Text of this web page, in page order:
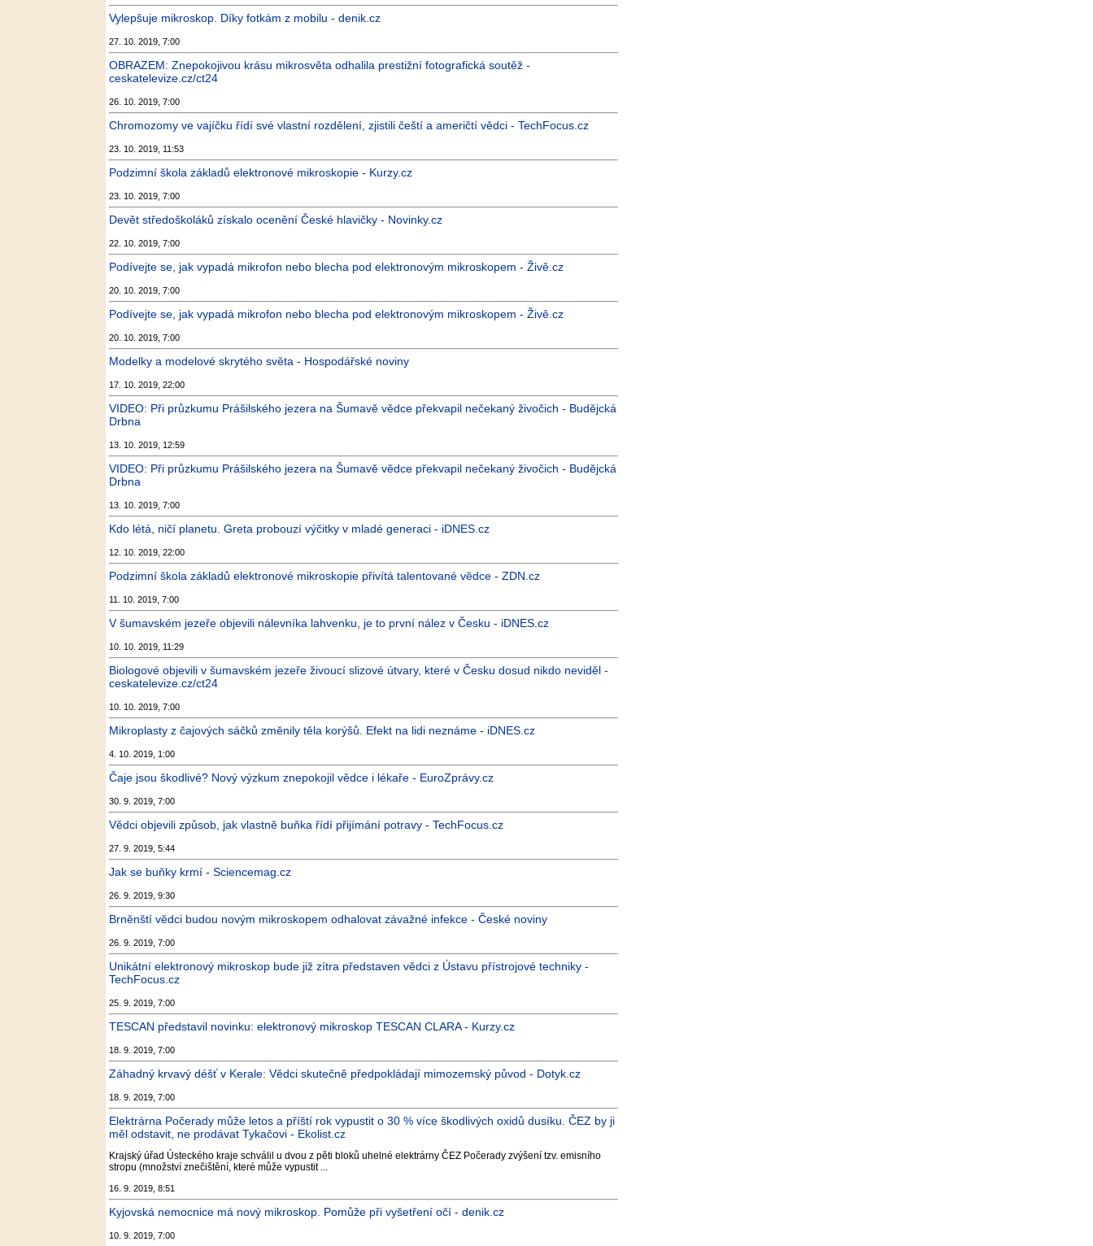
Vylepšuje mikroskop. Díky fotkám z mobilu - denik.cz
27. 10. 2019, 7:00
OBRAZEM: Znepokojivou krásu mikrosvěta odhalila prestižní fotografická soutěž -
ceskatelevize.cz/ct24
26. 10. 2019, 7:00
Chromozomy ve vajíčku řídí své vlastní rozdělení, zjistili čeští a američtí vědci - TechFocus.cz
23. 10. 2019, 11:53
Podzimní škola základů elektronové mikroskopie - Kurzy.cz
23. 10. 2019, 7:00
Devět středoškoláků získalo ocenění České hlavičky - Novinky.cz
22. 10. 2019, 7:00
Podívejte se, jak vypadá mikrofon nebo blecha pod elektronovým mikroskopem - Živě.cz
20. 10. 2019, 7:00
Podívejte se, jak vypadá mikrofon nebo blecha pod elektronovým mikroskopem - Živě.cz
20. 10. 2019, 7:00
Modelky a modelové skrytého světa - Hospodářské noviny
17. 10. 2019, 22:00
VIDEO: Při průzkumu Prášilského jezera na Šumavě vědce překvapil nečekaný živočich - Budějcká
Drbna
13. 10. 2019, 12:59
VIDEO: Při průzkumu Prášilského jezera na Šumavě vědce překvapil nečekaný živočich - Budějcká
Drbna
13. 10. 2019, 7:00
Kdo létá, ničí planetu. Greta probouzí výčitky v mladé generaci - iDNES.cz
12. 10. 2019, 22:00
Podzimní škola základů elektronové mikroskopie přivítá talentované vědce - ZDN.cz
11. 10. 2019, 7:00
V šumavském jezeře objevili nálevníka lahvenku, je to první nález v Česku - iDNES.cz
10. 10. 2019, 11:29
Biologové objevili v šumavském jezeře živoucí slizové útvary, které v Česku dosud nikdo neviděl -
ceskatelevize.cz/ct24
10. 10. 2019, 7:00
Mikroplasty z čajových sáčků změnily těla korýšů. Efekt na lidi neznáme - iDNES.cz
4. 10. 2019, 1:00
Čaje jsou škodlivé? Nový výzkum znepokojil vědce i lékaře - EuroZprávy.cz
30. 9. 2019, 7:00
Vědci objevili způsob, jak vlastně buňka řídí přijímání potravy - TechFocus.cz
27. 9. 2019, 5:44
Jak se buňky krmí - Sciencemag.cz
26. 9. 2019, 9:30
Brněnští vědci budou novým mikroskopem odhalovat závažné infekce - České noviny
26. 9. 2019, 7:00
Unikátní elektronový mikroskop bude již zítra představen vědci z Ústavu přístrojové techniky -
TechFocus.cz
25. 9. 2019, 7:00
TESCAN představil novinku: elektronový mikroskop TESCAN CLARA - Kurzy.cz
18. 9. 2019, 7:00
Záhadný krvavý déšť v Kerale: Vědci skutečně předpokládají mimozemský původ - Dotyk.cz
18. 9. 2019, 7:00
Elektrárna Počerady může letos a příští rok vypustit o 30 % více škodlivých oxidů dusíku. ČEZ by ji
měl odstavit, ne prodávat Tykačovi - Ekolist.cz
Krajský úřad Ústeckého kraje schválil u dvou z pěti bloků uhelné elektrárny ČEZ Počerady zvýšení tzv. emisního
stropu (množství znečištění, které může vypustit ...
16. 9. 2019, 8:51
Kyjovská nemocnice má nový mikroskop. Pomůže při vyšetření očí - denik.cz
10. 9. 2019, 7:00